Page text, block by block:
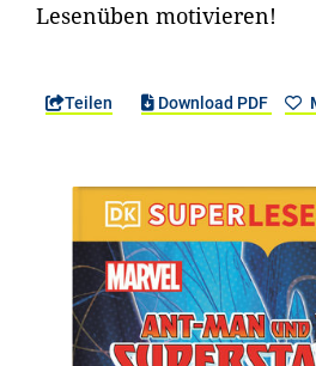
Lesenüben motivieren!
Teilen Download PDF